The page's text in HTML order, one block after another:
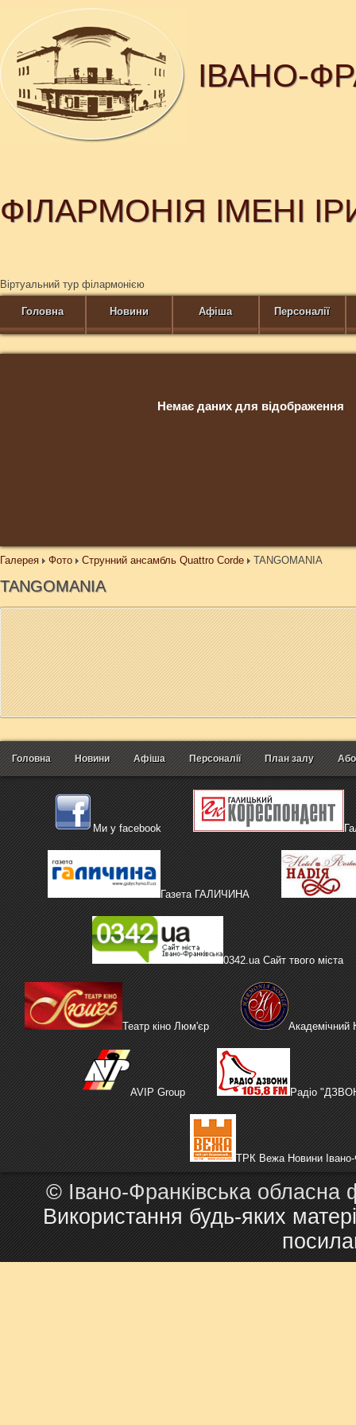
ІВАНО-
ФІЛАРМОНІЯ ІМЕНІ
Віртуальний тур філармонією
Головна Новини Афіша Персоналії
Немає даних для відображення
Галерея Фото Струнний ансамбль Quattro Corde TANGOMANIA
TANGOMANIA
Головна Новини Афіша Персоналії План залу
Ми у facebook
Газета ГАЛИЧИНА
0342.ua Сайт твого міста
Театр кіно Люм'єр Академічний
AVIP Group Радіо
ТРК Вежа Новини Івано-
© Івано-Франківська обласна
Використання будь-яких